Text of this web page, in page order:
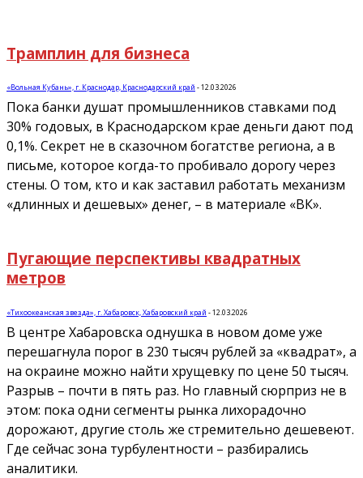
Трамплин для бизнеса
«Вольная Кубань», г. Краснодар, Краснодарский край -12.03.2026
Пока банки душат промышленников ставками под
30% годовых, в Краснодарском крае деньги дают под
0,1%. Секрет не в сказочном богатстве региона, а в
письме, которое когда-то пробивало дорогу через
стены. О том, кто и как заставил работать механизм
«длинных и дешевых» денег, – в материале «ВК».
Пугающие перспективы квадратных
метров
«Тихоокеанская звезда», г. Хабаровск, Хабаровский край -12.03.2026
В центре Хабаровска однушка в новом доме уже
перешагнула порог в 230 тысяч рублей за «квадрат», а
на окраине можно найти хрущевку по цене 50 тысяч.
Разрыв – почти в пять раз. Но главный сюрприз не в
этом: пока одни сегменты рынка лихорадочно
дорожают, другие столь же стремительно дешевеют.
Где сейчас зона турбулентности – разбирались
аналитики.